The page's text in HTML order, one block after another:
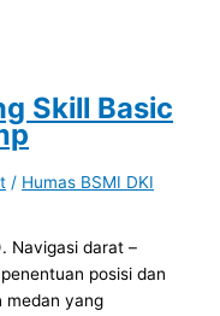
Skill Basic
/ Humas BSMI DKI
Navigasi darat –
posisi dan
medan yang